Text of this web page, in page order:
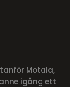
Motala,
igång ett